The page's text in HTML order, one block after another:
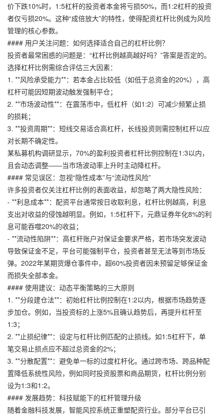
价下跌10%时，1:5杠杆的投资者本金将亏损50%，而1:2杠杆的投资
者仅亏损20%。这种“成倍放大”的特性，使得配资杠杆比例成为风险
管理的核心参数。
#### 用户关注问题：如何选择适合自己的杠杆比例？
投资者最常困惑的问题是：“杠杆比例越高越好吗？”答案是否定的。
选择杠杆比例需综合评估三大因素：
1. **风险承受能力**：若本金占比较低（如低于总资金的20%），高
杠杆可能因短期波动触发强制平仓；
2. **市场波动性**：在震荡市中，低杠杆（如1:2）可减少频繁止损
的损耗；
3. **投资周期**：短线交易适合高杠杆，长线投资则需控制杠杆以应
对长期不确定性。
某私募机构调研显示，70%的盈利投资者杠杆比例控制在1:3以内，
且会动态调整——当市场波动率上升时主动降杠杆。
#### 常见误区：忽视“隐性成本”与“流动性风险”
许多投资者仅关注杠杆比例的表面收益，却忽略了两大隐性风险：
- **利息成本**：配资平台通常按日收取利息，杠杆比例越高，利息
支出对收益的侵蚀越明显。例如，1:5杠杆下， 元鼎证券年化8%的利
息可能吞噬20%的收益；
- **流动性陷阱**：高杠杆账户对保证金要求严格，若市场突发波动
导致保证金不足，平台可能强制平仓，投资者甚至无法等到市场反
弹。2022年某期货爆仓事件中，超60%投资者因未预留足够保证金
而损失全部本金。
#### 使用建议：动态平衡策略的三大原则
1. **分段建仓法**：初始杠杆比例控制在1:2以内，根据市场趋势逐
步加仓。例如，当投资标的上涨5%且确认趋势后，再提升杠杆至
1:3；
2. **止损纪律**：设定与杠杆比例匹配的止损线。如1:5杠杆下，单
笔交易止损点应不超过总资金的2%；
3. **分散配置**：避免单一标的过度杠杆化。通过跨市场、跨品种配
置降低系统性风险，例如同时投资股票和商品期货，杠杆比例分别
设为1:3和1:2。
#### 发展趋势：科技赋能下的杠杆管理升级
随着金融科技发展，智能风控系统正重塑配资行业。部分平台已引